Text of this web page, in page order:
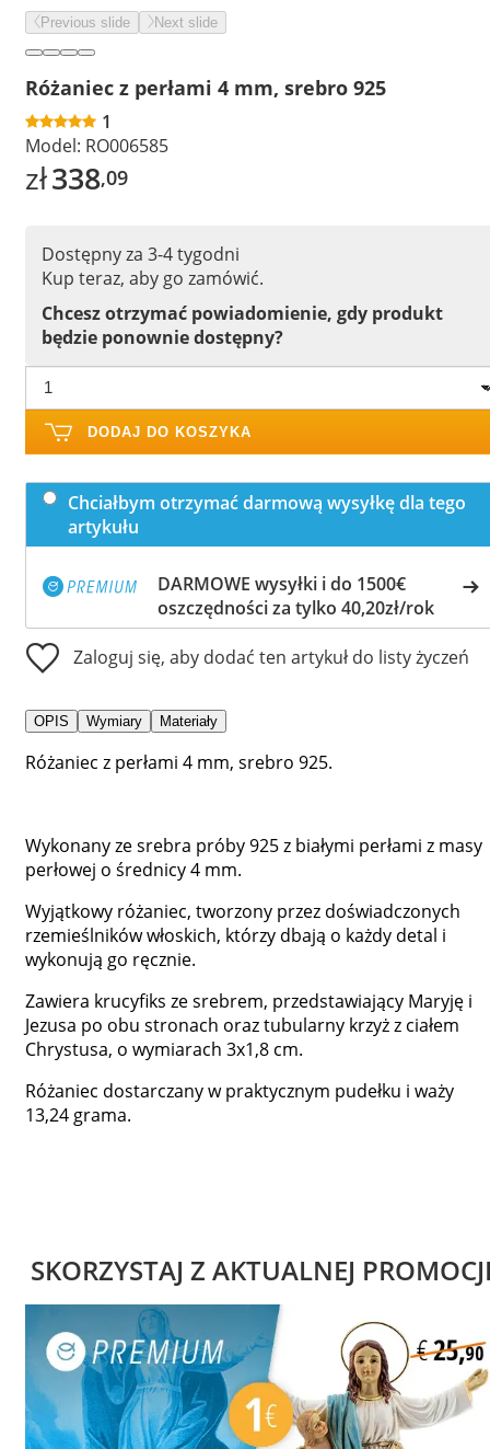
Previous slide Next slide
Różaniec z perłami 4 mm, srebro 925
1
Model: RO006585
zł338,09
Dostępny za 3-4 tygodni
Kup teraz, aby go zamówić.
Chcesz otrzymać powiadomienie, gdy produkt
będzie ponownie dostępny?
DODAJ DO KOSZYKA
Chciałbym otrzymać darmową wysyłkę dla tego
artykułu
DARMOWE wysyłki i do 1500€
oszczędności za tylko 40,20zł/rok
Zaloguj się, aby dodać ten artykuł do listy życzeń
OPIS Wymiary Materiały
Różaniec z perłami 4 mm, srebro 925.
Wykonany ze srebra próby 925 z białymi perłami z masy
perłowej o średnicy 4 mm.
Wyjątkowy różaniec, tworzony przez doświadczonych
rzemieślników włoskich, którzy dbają o każdy detal i
wykonują go ręcznie.
Zawiera krucyfiks ze srebrem, przedstawiający Maryję i
Jezusa po obu stronach oraz tubularny krzyż z ciałem
Chrystusa, o wymiarach 3x1,8 cm.
Różaniec dostarczany w praktycznym pudełku i waży
13,24 grama.
SKORZYSTAJ Z AKTUALNEJ